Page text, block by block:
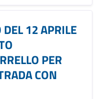
12 APRILE
PER
CON